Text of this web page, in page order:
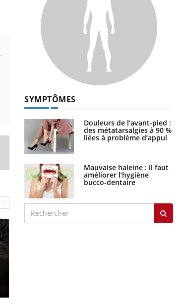
SYMPTÔMES
Douleurs de l’avant-pied :
des métatarsalgies à 90 %
liées à problème d’appui
Mauvaise haleine : il faut
améliorer l’hygiène
bucco-dentaire